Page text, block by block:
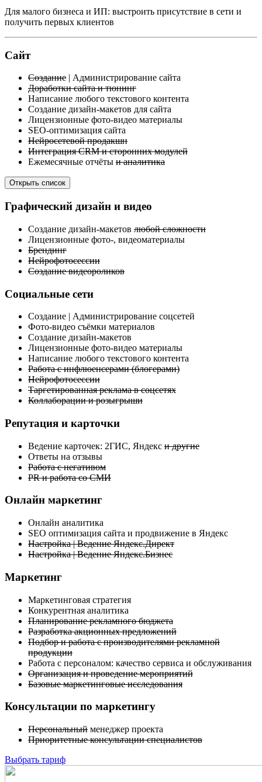
Для малого бизнеса и ИП: выстроить присутствие в сети и
получить первых клиентов
Сайт
Создание | Администрирование сайта
Доработки сайта и тюнинг
Написание любого текстового контента
Создание дизайн-макетов для сайта
Лицензионные фото-видео материалы
SEO-оптимизация сайта
Нейросетевой продакшн
Интеграция CRM и сторонних модулей
Ежемесячные отчёты и аналитика
Открыть список
Графический дизайн и видео
Создание дизайн-макетов любой сложности
Лицензионные фото-, видеоматериалы
Брендинг
Нейрофотосессии
Создание видеороликов
Социальные сети
Создание | Администрирование соцсетей
Фото-видео съёмки материалов
Создание дизайн-макетов
Лицензионные фото-видео материалы
Написание любого текстового контента
Работа с инфлюенсерами (блогерами)
Нейрофотосессии
Таргетированная реклама в соцсетях
Коллаборации и розыгрыши
Репутация и карточки
Ведение карточек: 2ГИС, Яндекс и другие
Ответы на отзывы
Работа с негативом
PR и работа со СМИ
Онлайн маркетинг
Онлайн аналитика
SEO оптимизация сайта и продвижение в Яндекс
Настройка | Ведение Яндекс.Директ
Настройка | Ведение Яндекс.Бизнес
Маркетинг
Маркетинговая стратегия
Конкурентная аналитика
Планирование рекламного бюджета
Разработка акционных предложений
Подбор и работа с производителями рекламной
продукции
Работа с персоналом: качество сервиса и обслуживания
Организация и проведение мероприятий
Базовые маркетинговые исследования
Консультации по маркетингу
Персональный менеджер проекта
Приоритетные консультации специалистов
Выбрать тариф